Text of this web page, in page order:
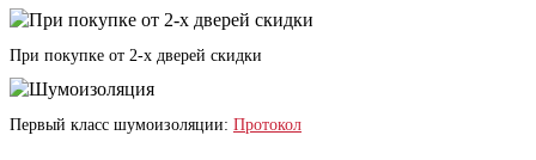
При покупке от 2-х дверей скидки
Первый класс шумоизоляции: Протокол